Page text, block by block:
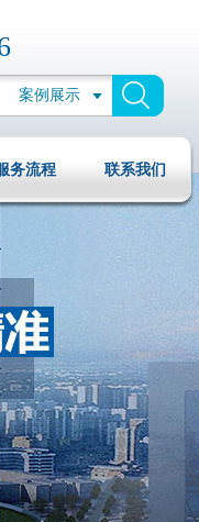
案例展示
务流程 联系我们